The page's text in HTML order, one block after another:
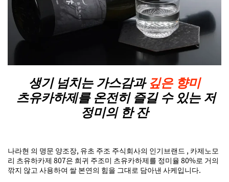
생기 넘치는 가스감과 깊은 향미
츠유카하제를 온전히 즐길 수 있는 저
정미의 한 잔
나라현 의 명문 양조장, 유초 주조 주식회사의 인기브랜드 , 카제노모
리 츠유하카제 807은 희귀 주조미 츠유카하제를 정미율 80%로 거의
깎지 않고 사용하여 쌀 본연의 힘을 그대로 담아낸 사케입니다.